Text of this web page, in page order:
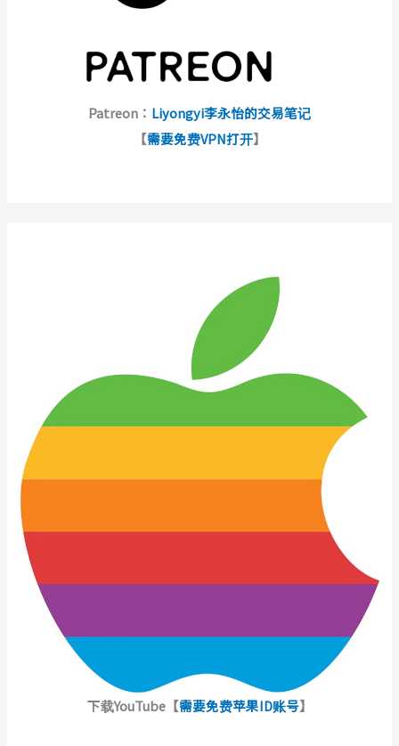
Patreon： Liyongyi李永怡的交易笔记
【需要免费VPN打开】
下载YouTube【需要免费苹果ID账号】